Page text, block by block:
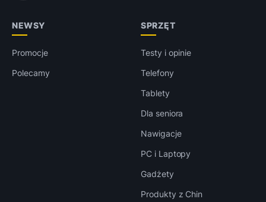
NEWSY
Promocje
Polecamy
SPRZĘT
Testy i opinie
Telefony
Tablety
Dla seniora
Nawigacje
PC i Laptopy
Gadżety
Produkty z Chin